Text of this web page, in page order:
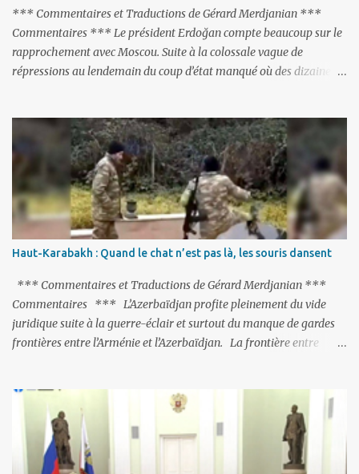
‘Karabakh’. Su...
*** Commentaires et Traductions de Gérard Merdjanian ***
Commentaires *** Le président Erdoğan compte beaucoup sur le
rapprochement avec Moscou. Suite à la colossale vague de
répressions au lendemain du coup d’état manqué où des dizaines
fermés, ses relations avec les Occidentaux se sont notablement
refroidies ; Moscou s’était abstenu de critiquer Ankara sur cette
purge massive. Avec en perspective, une épée de Damoclès
suspendue au-dessus de la tête - la fin des négociations d’adhésion
à l’UE si la peine de mort est rétablie ; Et des menaces non voilées
envers les Etats-Unis : «Si Gülen n'est pas extradé, les États-Unis
sacrifieront les relations bilatérales à cause de ce terroriste» , a
prévenu le ministre turc de la Justice, Bekir Bozdag.
Haut-Karabakh : Quand le chat n’est pas là, les souris dansent
*** Commentaires et Traductions de Gérard Merdjanian ***
Commentaires *** L’Azerbaïdjan profite pleinement du vide
juridique suite à la guerre-éclair et surtout du manque de gardes
frontières entre l’Arménie et l’Azerbaïdjan. La frontière entre
Gumri. On ne sait jamais si l’envie prenait au zigoto d’en face
d’envoyer ses chars sur Erevan (1). Si les 221km de frontière avec
le Nakhitchevan, bien que non-gardé par les Russes, ne posent pas
de problèmes majeurs, il n’en est pas de même des 566km avec